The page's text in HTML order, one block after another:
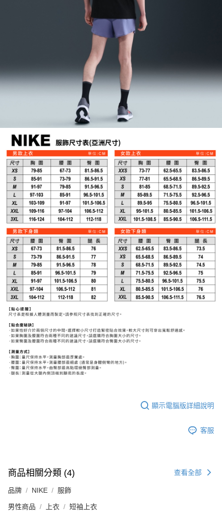
顯示電腦版詳細說明
客服
商品相關分類 (4) 查看全部
品牌 NIKE 服飾
男性商品 上衣 短袖上衣